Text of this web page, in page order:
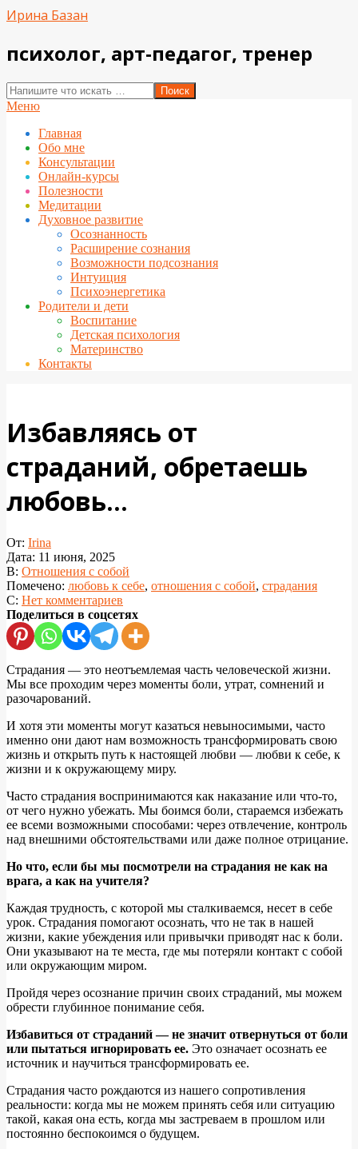
Перейти
Ирина Базан
психолог, арт-педагог, тренер
Поиск
Вторичное
навигации
Меню
Главная
Обо мне
Консультации
Онлайн-курсы
Полезности
Медитации
Духовное развитие
Осознанность
Расширение сознания
Возможности подсознания
Интуиция
Психоэнергетика
Родители и дети
Воспитание
Детская психология
Материнство
Контакты
Избавляясь от
страданий, обретаешь
любовь…
От: Irina
Дата: 11 июня, 2025
В: Отношения с собой
Помечено: любовь к себе, отношения с собой, страдания
С: Нет комментариев
Поделиться в соцсетях
Страдания — это неотъемлемая часть человеческой жизни.
Мы все проходим через моменты боли, утрат, сомнений и
разочарований.
И хотя эти моменты могут казаться невыносимыми, часто
именно они дают нам возможность трансформировать свою
жизнь и открыть путь к настоящей любви — любви к себе, к
жизни и к окружающему миру.
Часто страдания воспринимаются как наказание или что-то,
от чего нужно убежать. Мы боимся боли, стараемся избежать
ее всеми возможными способами: через отвлечение, контроль
над внешними обстоятельствами или даже полное отрицание.
Но что, если бы мы посмотрели на страдания не как на
врага, а как на учителя?
Каждая трудность, с которой мы сталкиваемся, несет в себе
урок. Страдания помогают осознать, что не так в нашей
жизни, какие убеждения или привычки приводят нас к боли.
Они указывают на те места, где мы потеряли контакт с собой
или окружающим миром.
Пройдя через осознание причин своих страданий, мы можем
обрести глубинное понимание себя.
Избавиться от страданий — не значит отвернуться от боли
или пытаться игнорировать ее. Это означает осознать ее
источник и научиться трансформировать ее.
Страдания часто рождаются из нашего сопротивления
реальности: когда мы не можем принять себя или ситуацию
такой, какая она есть, когда мы застреваем в прошлом или
постоянно беспокоимся о будущем.